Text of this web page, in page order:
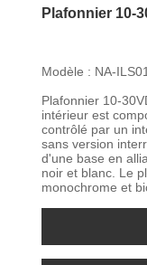
Plafonnier 10-
Modèle : NA-
Plafonnier 10-
intérieur est
contrôlé par un
sans version
d'une base en
noir et blanc. Le
monochrome et